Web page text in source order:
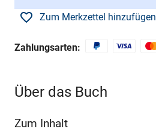
Zum Merkzettel hinzufügen
Zahlungsarten:
Über das Buch
Zum Inhalt